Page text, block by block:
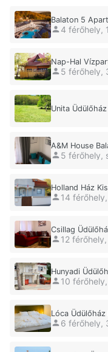
Balaton 5
4 férőhely,
Nap-Hal
5 férőhely,
Unita
A&M House
5 férőhely,
Holland Ház
14
Csillag
12
Hunyadi
10
Lóca Üdülőház
6 férőhely,